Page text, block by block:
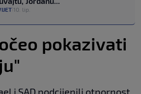
10. lip.
pokazivati
i SAD podcijenili otpornost